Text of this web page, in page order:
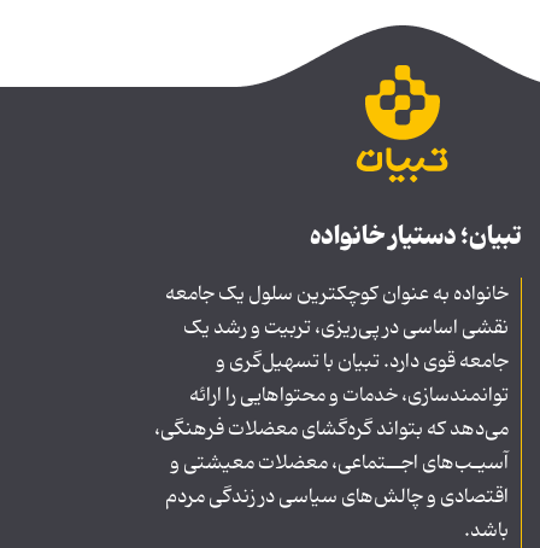
تبیان؛ دستیار خانواده
خانواده به عنوان کوچکترین سلول یک جامعه
نقشی اساسی در پی‌ریزی، تربیت و رشد یک
جامعه قوی دارد. تبیان با تسهیل‌گری و
توانمندسازی، خدمات و محتواهایی را ارائه
می‌دهد که بتواند گره‌گشای معضلات فرهنگی،
آسیـب‌های اجــتماعی، معضلات معیشتی و
اقتصادی و چالش‌های سیاسی در زندگی مردم
باشد.